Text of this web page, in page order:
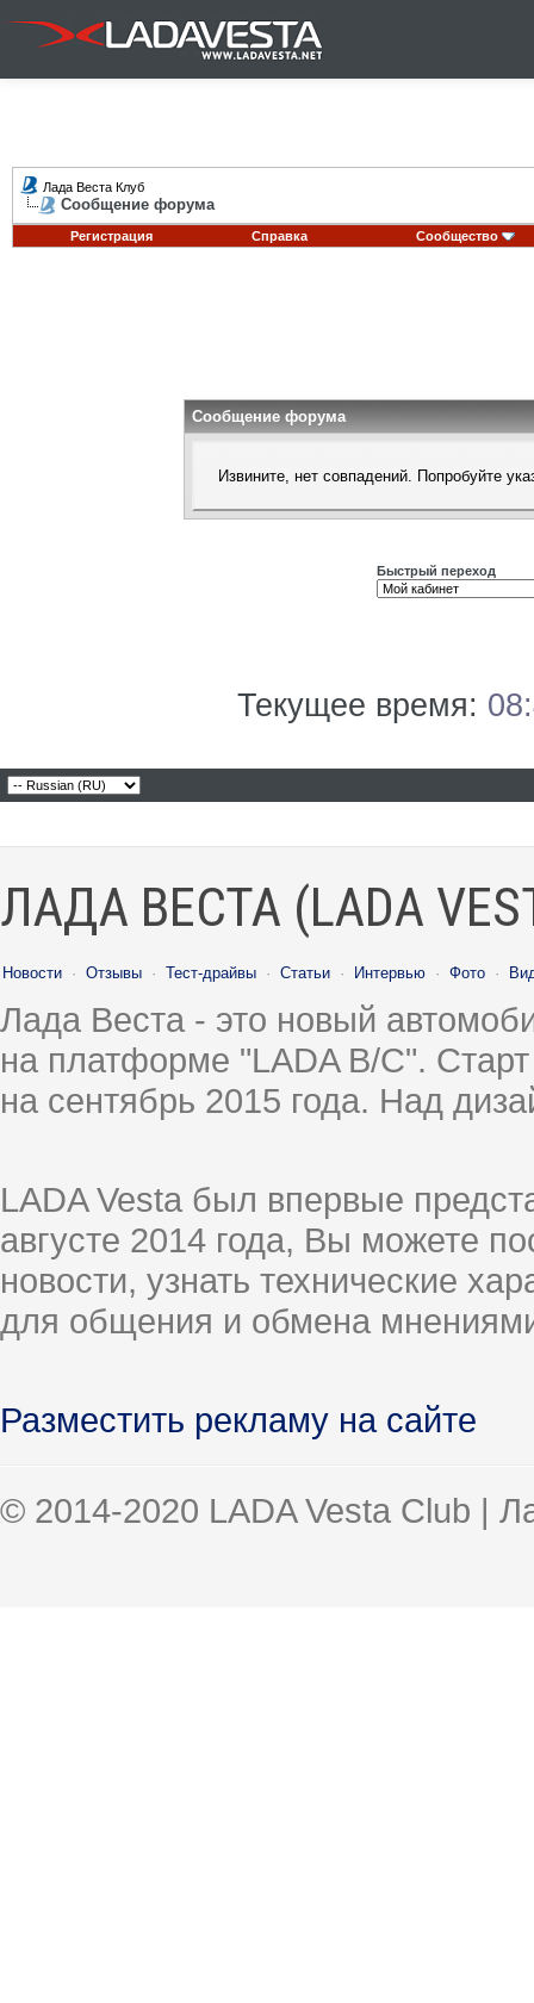
Лада Веста Клуб
Сообщение форума
Регистрация Справка Сообщество
Сообщение форума
Извините, нет совпадений. Попробуйте
Быстрый переход
Текущее время:
ЛАДА ВЕСТА (LADA
Новости · Отзывы · Тест-драйвы · Статьи · Интервью · Фото ·
Лада Веста - это новый
на платформе "LADA B/C".
на сентябрь 2015 года. Над
LADA Vesta был впервые
августе 2014 года, Вы можете
новости, узнать технические
для общения и обмена
Разместить рекламу на сайте
© 2014-2020 LADA Vesta Club |